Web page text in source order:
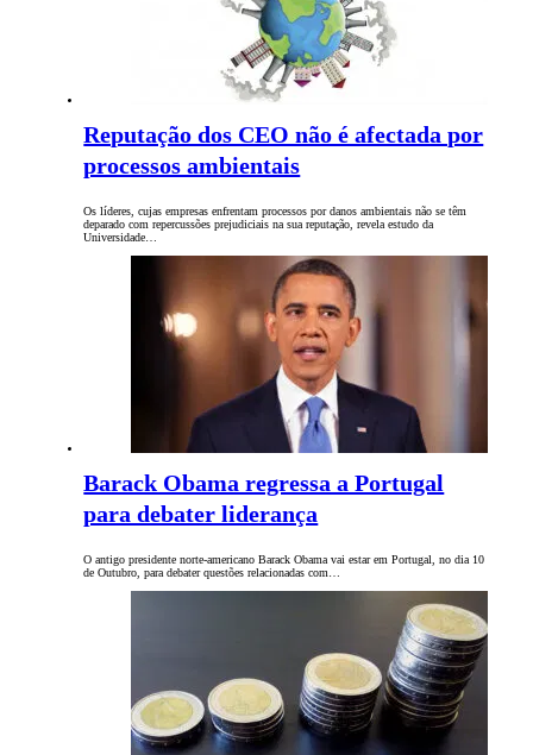
Reputação dos CEO não é afectada por
processos ambientais
Os líderes, cujas empresas enfrentam processos por danos ambientais não se têm
deparado com repercussões prejudiciais na sua reputação, revela estudo da
Universidade…
Barack Obama regressa a Portugal
para debater liderança
O antigo presidente norte-americano Barack Obama vai estar em Portugal, no dia 10
de Outubro, para debater questões relacionadas com…